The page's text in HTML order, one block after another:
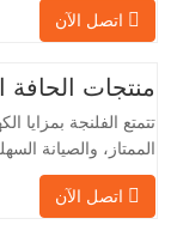
رئيسي في السيارات
وتوليد طاقة الرياح
اتصل الآن
منتجات الحافة
تتمتع الفلنجة بمزايا
الممتاز، والصيانة
التكيف القوية وقابلية
يجعلها عاملاً أساسيًا
اتصل الآن